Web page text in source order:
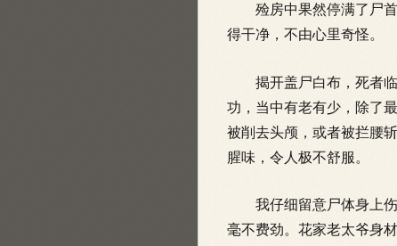
殓房中果然停满了尸首
得干净，不由心里奇怪。
揭开盖尸白布，死者临
功，当中有老有少，除了
被削去头颅，或者被拦腰
腥味，令人极不舒服。
我仔细留意尸体身上伤
毫不费劲。花家老太爷身